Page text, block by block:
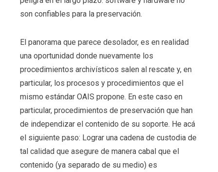
son confiables para la preservación.
El panorama que parece desolador, es en realidad
una oportunidad donde nuevamente los
procedimientos archivísticos salen al rescate y, en
particular, los procesos y procedimientos que el
mismo estándar OAIS propone. En este caso en
particular, procedimientos de preservación que han
de independizar el contenido de su soporte. He acá
el siguiente paso: Lograr una cadena de custodia de
tal calidad que asegure de manera cabal que el
contenido (ya separado de su medio) es